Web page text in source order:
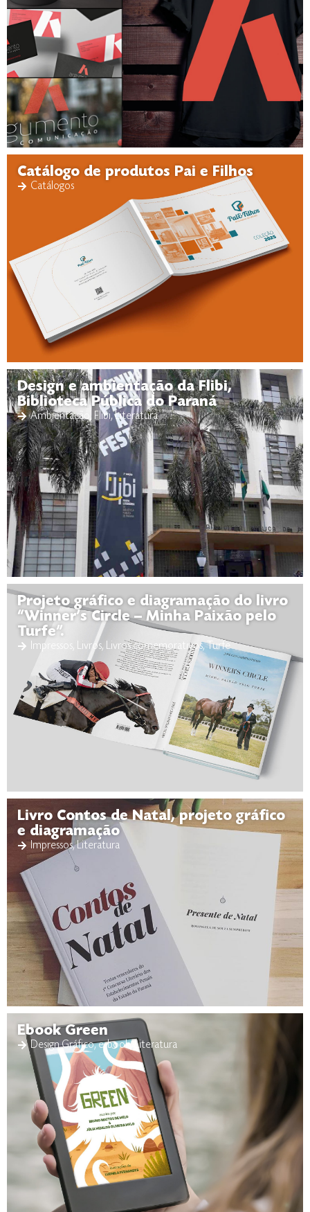
Catálogo de produtos Pai e Filhos
Catálogos
Design e ambientação da Flibi,
Biblioteca Pública do Paraná
Ambientação Flibi,Literatura
Projeto gráfico e diagramação do livro
“Winner’s Circle – Minha Paixão pelo
Turfe”.
Impressos, Livros, Livros comemorativos,Turfe
Livro Contos de Natal, projeto gráfico
e diagramação
Impressos,Literatura
Ebook Green
Design Gráfico,e-book, Literatura